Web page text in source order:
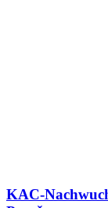
KAC-